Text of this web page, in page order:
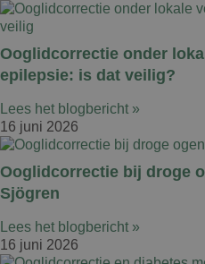
Ooglidcorrectie onder
epilepsie: is dat veilig?
Lees het blogbericht »
16 juni 2026
Ooglidcorrectie bij droge
Sjögren
Lees het blogbericht »
16 juni 2026